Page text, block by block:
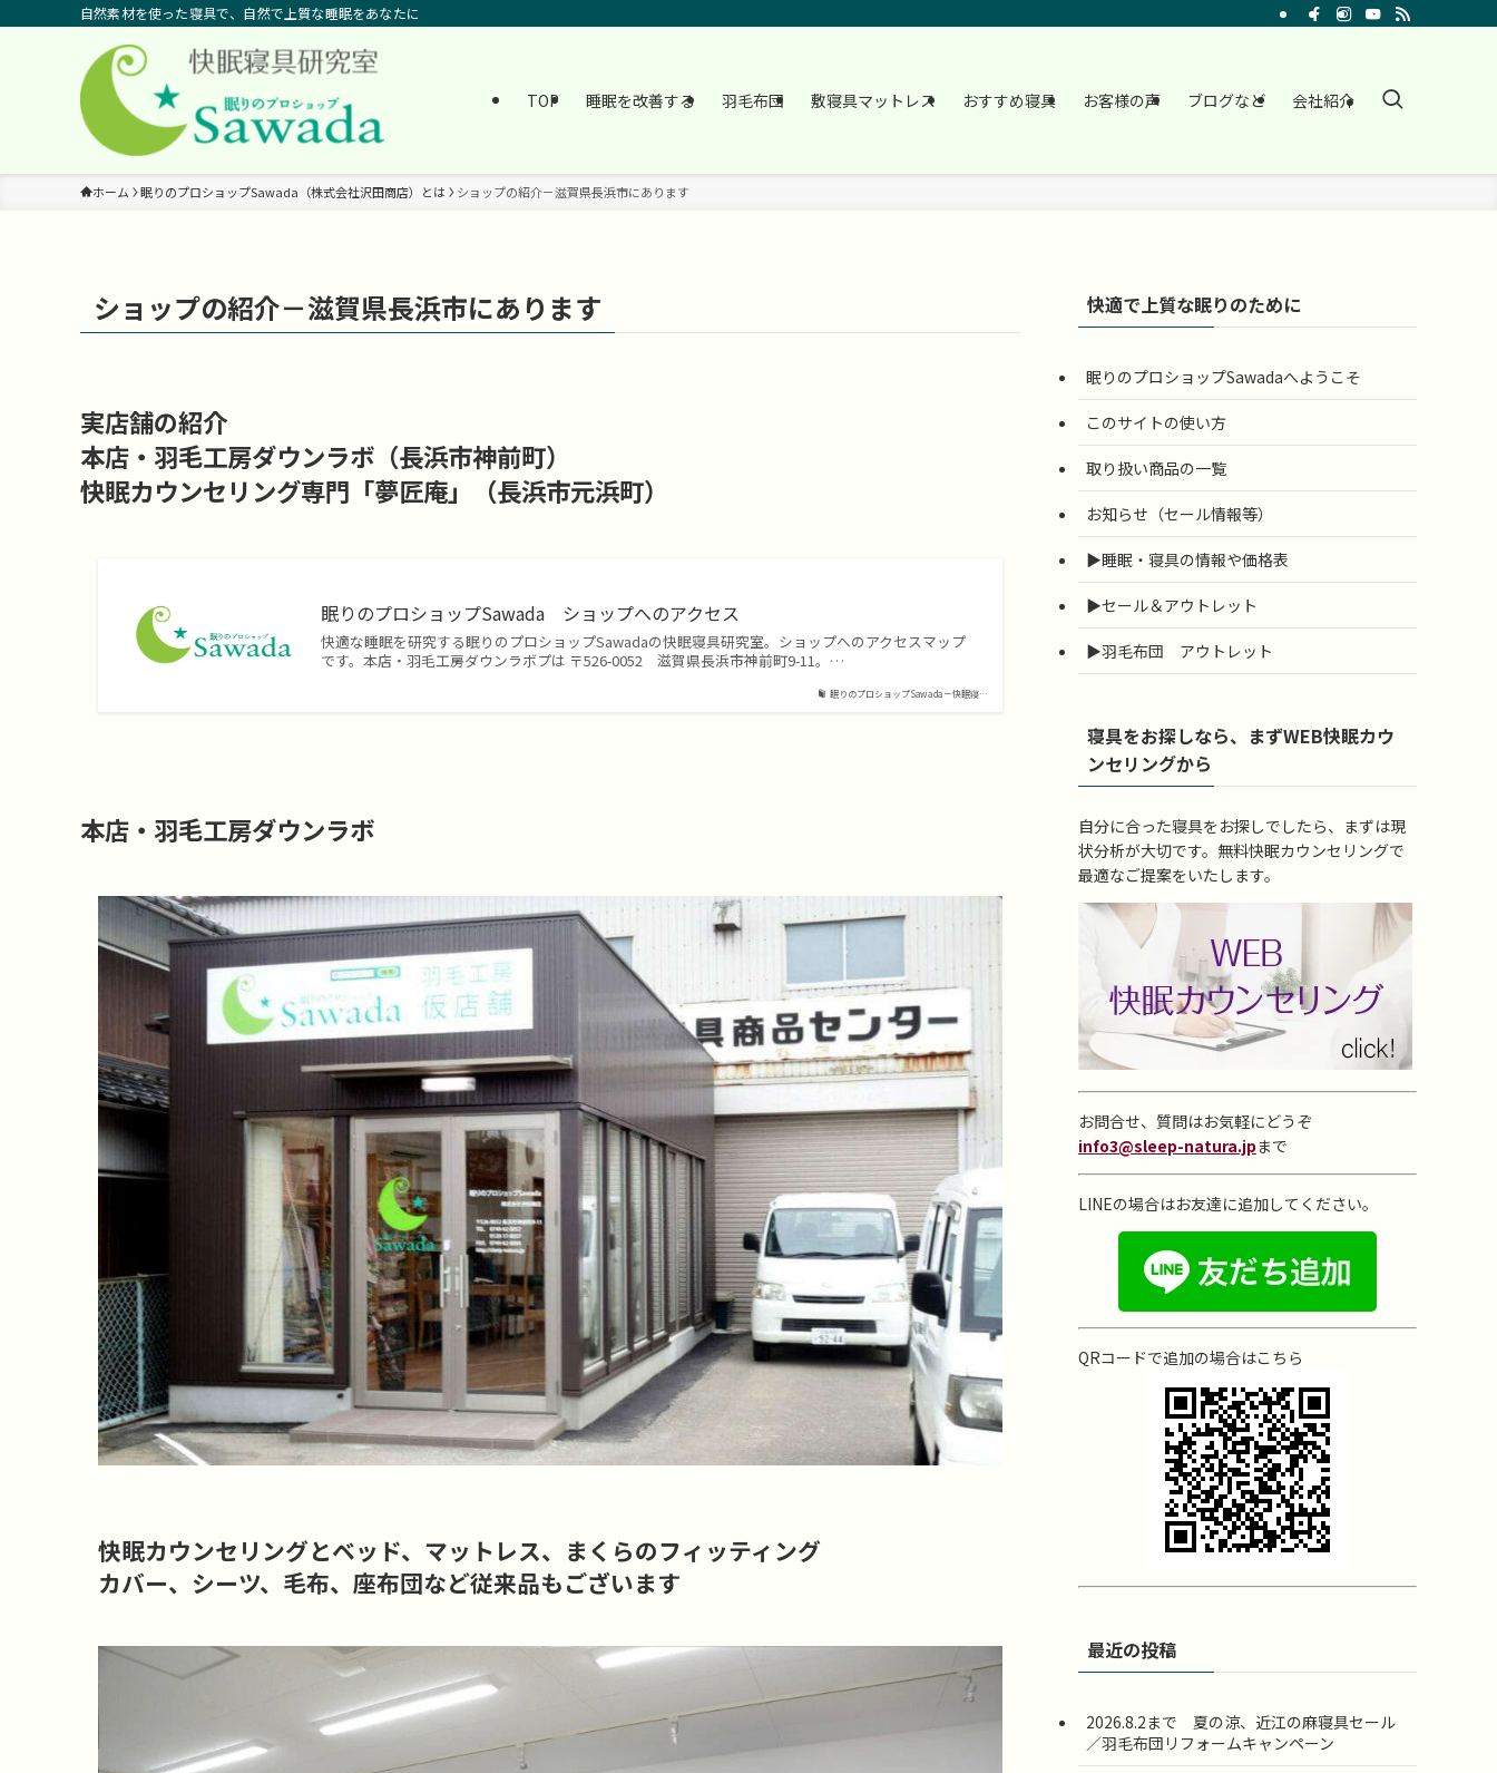
自然素材を使った寝具で、自然で上質な睡眠をあなたに
TOP 睡眠を改善する 羽毛布団 敷寝具マットレス おすすめ寝具 お客様の声 ブログなど 会社紹介
ホーム 眠りのプロショップSawada（株式会社沢田商店）とは ショップの紹介－滋賀県長浜市にあります
ショップの紹介－滋賀県長浜市にあります
実店舗の紹介
本店・羽毛工房ダウンラボ（長浜市神前町）
快眠カウンセリング専門「夢匠庵」（長浜市元浜町）
眠りのプロショップSawada－快眠寝…
眠りのプロショップSawada ショップへのアクセス
快適な睡眠を研究する眠りのプロショップSawadaの快眠寝具研究室。ショップへのアクセスマップ
です。本店・羽毛工房ダウンラボプは 〒526-0052 滋賀県長浜市神前町9-11。…
本店・羽毛工房ダウンラボ
快眠カウンセリングとベッド、マットレス、まくらのフィッティング
カバー、シーツ、毛布、座布団など従来品もございます
快適で上質な眠りのために
眠りのプロショップSawadaへようこそ
このサイトの使い方
取り扱い商品の一覧
お知らせ（セール情報等）
▶睡眠・寝具の情報や価格表
▶セール＆アウトレット
▶羽毛布団 アウトレット
寝具をお探しなら、まずWEB快眠カウ
ンセリングから
自分に合った寝具をお探しでしたら、まずは現
状分析が大切です。無料快眠カウンセリングで
最適なご提案をいたします。
お問合せ、質問はお気軽にどうぞ
info3@sleep-natura.jpまで
LINEの場合はお友達に追加してください。
QRコードで追加の場合はこちら
最近の投稿
2026.8.2まで 夏の涼、近江の麻寝具セール
／羽毛布団リフォームキャンペーン